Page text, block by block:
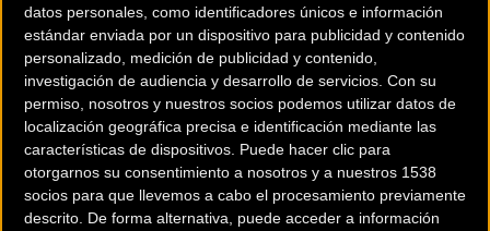
datos personales, como identificadores únicos e información
estándar enviada por un dispositivo para publicidad y contenido
personalizado, medición de publicidad y contenido,
investigación de audiencia y desarrollo de servicios. Con su
permiso, nosotros y nuestros socios podemos utilizar datos de
localización geográfica precisa e identificación mediante las
características de dispositivos. Puede hacer clic para
otorgarnos su consentimiento a nosotros y a nuestros 1538
socios para que llevemos a cabo el procesamiento previamente
descrito. De forma alternativa, puede acceder a información
200 km